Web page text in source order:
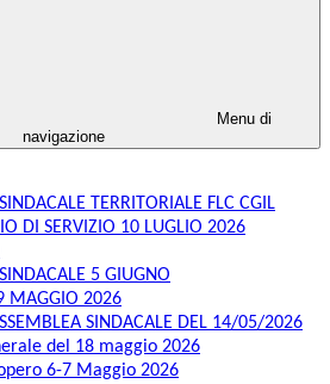
Menu di
navigazione
TERRITORIALE FLC CGIL
DI SERVIZIO 10 LUGLIO 2026
5 GIUGNO
MAGGIO 2026
SINDACALE DEL 14/05/2026
del 18 maggio 2026
6-7 Maggio 2026